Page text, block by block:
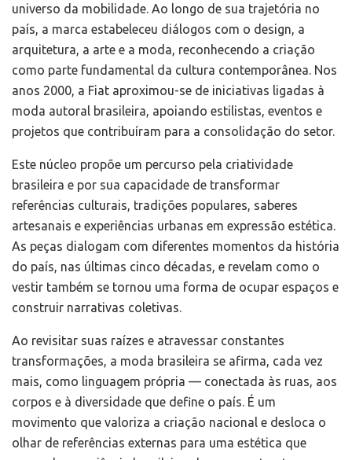
universo da mobilidade. Ao longo de sua trajetória no
país, a marca estabeleceu diálogos com o design, a
arquitetura, a arte e a moda, reconhecendo a criação
como parte fundamental da cultura contemporânea. Nos
anos 2000, a Fiat aproximou-se de iniciativas ligadas à
moda autoral brasileira, apoiando estilistas, eventos e
projetos que contribuíram para a consolidação do setor.
Este núcleo propõe um percurso pela criatividade
brasileira e por sua capacidade de transformar
referências culturais, tradições populares, saberes
artesanais e experiências urbanas em expressão estética.
As peças dialogam com diferentes momentos da história
do país, nas últimas cinco décadas, e revelam como o
vestir também se tornou uma forma de ocupar espaços e
construir narrativas coletivas.
Ao revisitar suas raízes e atravessar constantes
transformações, a moda brasileira se afirma, cada vez
mais, como linguagem própria — conectada às ruas, aos
corpos e à diversidade que define o país. É um
movimento que valoriza a criação nacional e desloca o
olhar de referências externas para uma estética que